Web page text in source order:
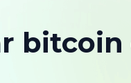
bitcoin